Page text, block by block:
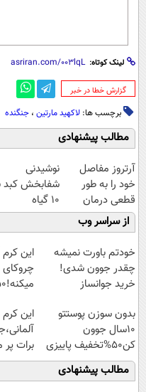
لینک کوتاه:
‌گزارش خطا در خبر
برچسب ها: لاکهید مارتین ، جنگنده
مطالب پیشنهادی
آرتروز مفاصل
خود را به طور
قطعی درمان
کنید!
◗پرسش‌نامه◖
نوشیدنی
شفابخش کبد
10 گیاه
موثر(تخفیف تا
امشب)
از سراسر وب
خودتم باورت نمیشه
چقدر جوون شدی!
خرید جوانساز
ویژه
این
میکنه!50%تخفیف
بدون سوزن پوستتو
10سال جوون
کن50%تخفیف پاییزی
این
برات
تا
مطالب پیشنهادی